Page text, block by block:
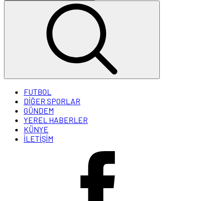
FUTBOL
DİĞER SPORLAR
GÜNDEM
YEREL HABERLER
KÜNYE
İLETİŞİM